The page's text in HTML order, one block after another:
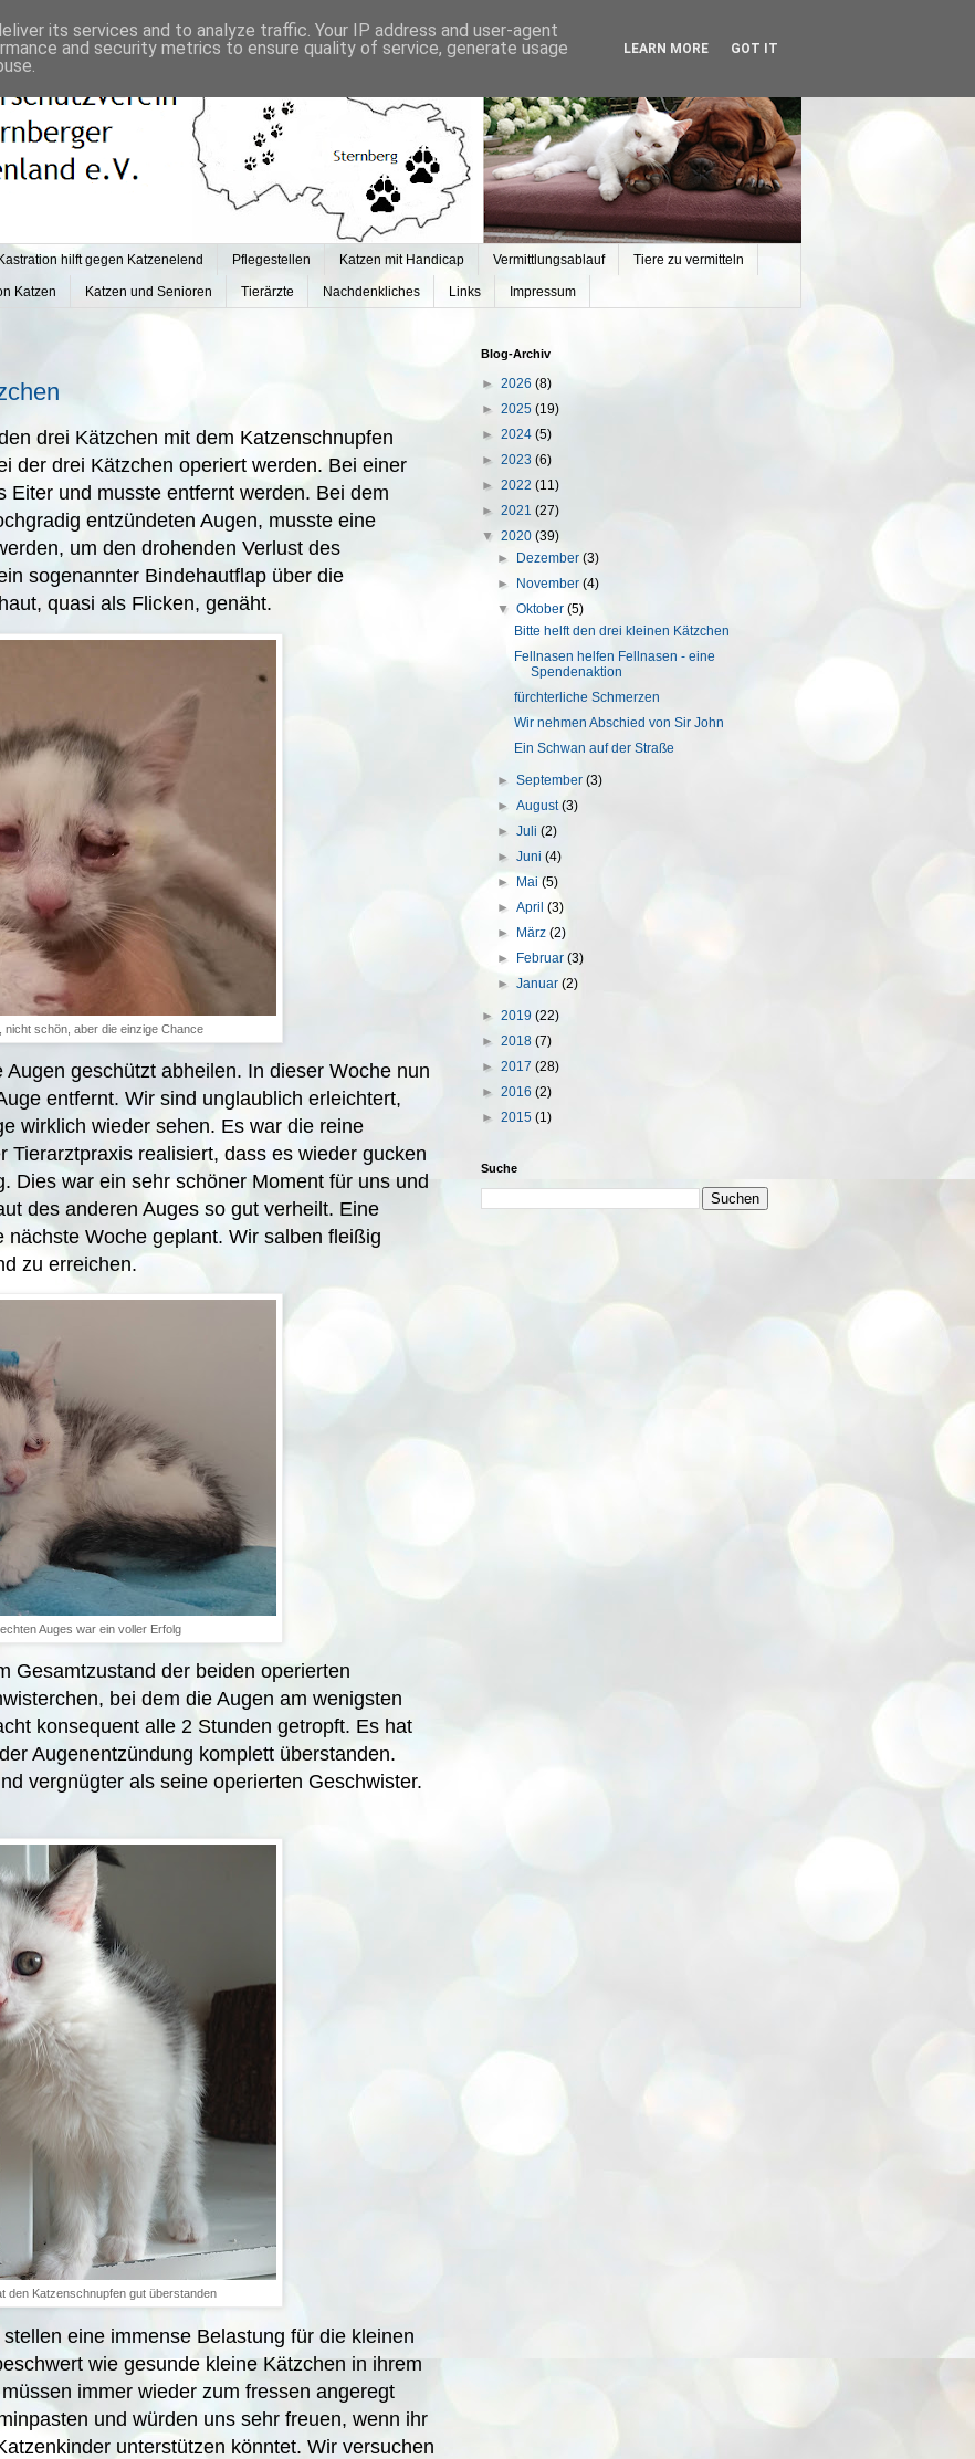
Kastration hilft gegen Katzenelend Pflegestellen Katzen mit Handicap Vermittlungsablauf Tiere zu vermitteln
Katzen Katzen und Senioren Tierärzte Nachdenkliches Links Impressum
drei Kätzchen mit dem Katzenschnupfen
der drei Kätzchen operiert werden. Bei einer
Eiter und musste entfernt werden. Bei dem
entzündeten Augen, musste eine
um den drohenden Verlust des
sogenannter Bindehautflap über die
quasi als Flicken, genäht.
nicht schön, aber die einzige Chance
geschützt abheilen. In dieser Woche nun
entfernt. Wir sind unglaublich erleichtert,
wirklich wieder sehen. Es war die reine
Tierarztpraxis realisiert, dass es wieder gucken
Dies war ein sehr schöner Moment für uns und
des anderen Auges so gut verheilt. Eine
Woche geplant. Wir salben fleißig
zu erreichen.
Auges war ein voller Erfolg
Gesamtzustand der beiden operierten
bei dem die Augen am wenigsten
konsequent alle 2 Stunden getropft. Es hat
Augenentzündung komplett überstanden.
vergnügter als seine operierten Geschwister.
den Katzenschnupfen gut überstanden
eine immense Belastung für die kleinen
wie gesunde kleine Kätzchen in ihrem
immer wieder zum fressen angeregt
und würden uns sehr freuen, wenn ihr
unterstützen könntet. Wir versuchen
Blog-Archiv
► 2026 (8)
► 2025 (19)
► 2024 (5)
► 2023 (6)
► 2022 (11)
► 2021 (27)
▼ 2020 (39)
► Dezember(3)
► November(4)
▼Oktober(5)
Bitte helft den drei kleinen Kätzchen
Fellnasen helfen Fellnasen - eine
Spendenaktion
fürchterliche Schmerzen
Wir nehmen Abschied von Sir John
Ein Schwan auf der Straße
►September(3)
►August(3)
►Juli(2)
►Juni(4)
► Mai(5)
►April(3)
► März(2)
► Februar(3)
►Januar(2)
► 2019 (22)
► 2018 (7)
► 2017 (28)
► 2016 (2)
► 2015 (1)
Suche
its services and to analyze traffic. Your IP address and user-agent
and security metrics to ensure quality of service, generate usage
LEARN MORE GOT IT